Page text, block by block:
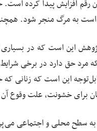
رقم افزایش پیدا کرده
به مرگ منجر شود.
این است که در
که مرد حق دارد در برخی
این است که زنانی که
برای خشونت، علت وقوع آن
سطح محلی و اجتماعی